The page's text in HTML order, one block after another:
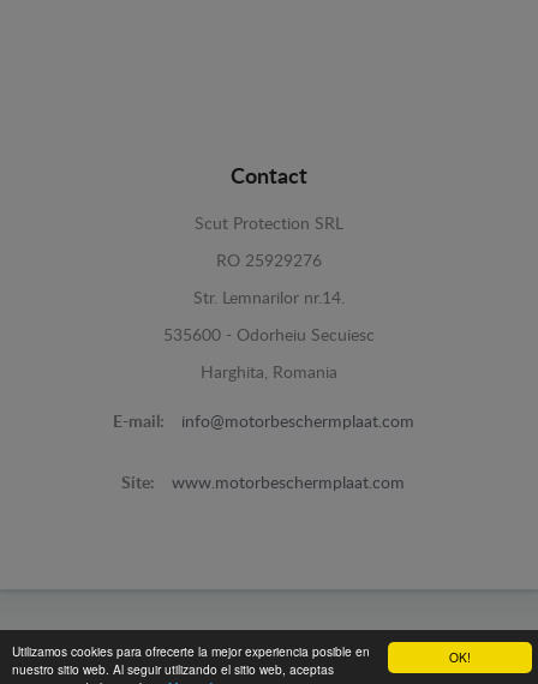
OK!
Utilizamos cookies para ofrecerte la mejor experiencia posible en
nuestro sitio web. Al seguir utilizando el sitio web, aceptas
Contact
Scut Protection SRL
RO 25929276
Str. Lemnarilor nr.14.
535600 - Odorheiu Secuiesc
Harghita, Romania
E-mail: info@motorbeschermplaat.com
Site: www.motorbeschermplaat.com